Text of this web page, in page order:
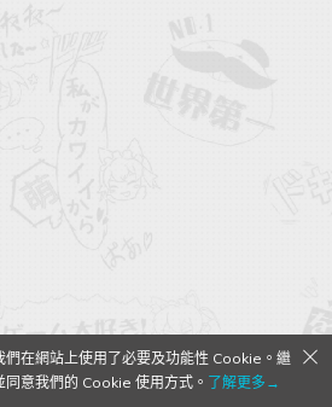
們在網站上使用了必要及功能性 Cookie。繼
意我們的 Cookie 使用方式。 了解更多→